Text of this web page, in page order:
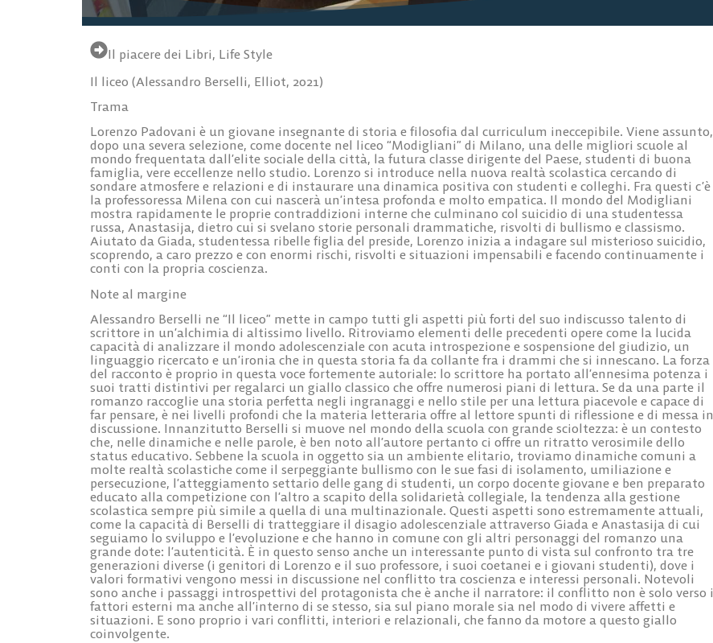
Il piacere dei Libri, Life Style
Il liceo (Alessandro Berselli, Elliot, 2021)
Trama
Lorenzo Padovani è un giovane insegnante di storia e filosofia dal curriculum ineccepibile. Viene assunto,
dopo una severa selezione, come docente nel liceo “Modigliani” di Milano, una delle migliori scuole al
mondo frequentata dall’elite sociale della città, la futura classe dirigente del Paese, studenti di buona
famiglia, vere eccellenze nello studio. Lorenzo si introduce nella nuova realtà scolastica cercando di
sondare atmosfere e relazioni e di instaurare una dinamica positiva con studenti e colleghi. Fra questi c’è
la professoressa Milena con cui nascerà un’intesa profonda e molto empatica. Il mondo del Modigliani
mostra rapidamente le proprie contraddizioni interne che culminano col suicidio di una studentessa
russa, Anastasija, dietro cui si svelano storie personali drammatiche, risvolti di bullismo e classismo.
Aiutato da Giada, studentessa ribelle figlia del preside, Lorenzo inizia a indagare sul misterioso suicidio,
scoprendo, a caro prezzo e con enormi rischi, risvolti e situazioni impensabili e facendo continuamente i
conti con la propria coscienza.
Note al margine
Alessandro Berselli ne “Il liceo” mette in campo tutti gli aspetti più forti del suo indiscusso talento di
scrittore in un’alchimia di altissimo livello. Ritroviamo elementi delle precedenti opere come la lucida
capacità di analizzare il mondo adolescenziale con acuta introspezione e sospensione del giudizio, un
linguaggio ricercato e un’ironia che in questa storia fa da collante fra i drammi che si innescano. La forza
del racconto è proprio in questa voce fortemente autoriale: lo scrittore ha portato all’ennesima potenza i
suoi tratti distintivi per regalarci un giallo classico che offre numerosi piani di lettura. Se da una parte il
romanzo raccoglie una storia perfetta negli ingranaggi e nello stile per una lettura piacevole e capace di
far pensare, è nei livelli profondi che la materia letteraria offre al lettore spunti di riflessione e di messa in
discussione. Innanzitutto Berselli si muove nel mondo della scuola con grande scioltezza: è un contesto
che, nelle dinamiche e nelle parole, è ben noto all’autore pertanto ci offre un ritratto verosimile dello
status educativo. Sebbene la scuola in oggetto sia un ambiente elitario, troviamo dinamiche comuni a
molte realtà scolastiche come il serpeggiante bullismo con le sue fasi di isolamento, umiliazione e
persecuzione, l’atteggiamento settario delle gang di studenti, un corpo docente giovane e ben preparato
educato alla competizione con l’altro a scapito della solidarietà collegiale, la tendenza alla gestione
scolastica sempre più simile a quella di una multinazionale. Questi aspetti sono estremamente attuali,
come la capacità di Berselli di tratteggiare il disagio adolescenziale attraverso Giada e Anastasija di cui
seguiamo lo sviluppo e l’evoluzione e che hanno in comune con gli altri personaggi del romanzo una
grande dote: l’autenticità. È in questo senso anche un interessante punto di vista sul confronto tra tre
generazioni diverse (i genitori di Lorenzo e il suo professore, i suoi coetanei e i giovani studenti), dove i
valori formativi vengono messi in discussione nel conflitto tra coscienza e interessi personali. Notevoli
sono anche i passaggi introspettivi del protagonista che è anche il narratore: il conflitto non è solo verso i
fattori esterni ma anche all’interno di se stesso, sia sul piano morale sia nel modo di vivere affetti e
situazioni. E sono proprio i vari conflitti, interiori e relazionali, che fanno da motore a questo giallo
coinvolgente.